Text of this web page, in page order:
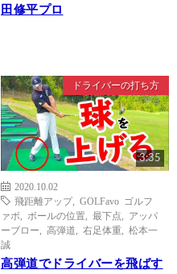
田修平プロ
ドライバーの打ち方
3:35
2020.10.02
飛距離アップ, GOLFavo ゴルフ
ァボ
ボールの位置 最下点
アッパ
ーブロー
高弾道 右足体重
松本一
誠
高弾道でドライバーを飛ばす